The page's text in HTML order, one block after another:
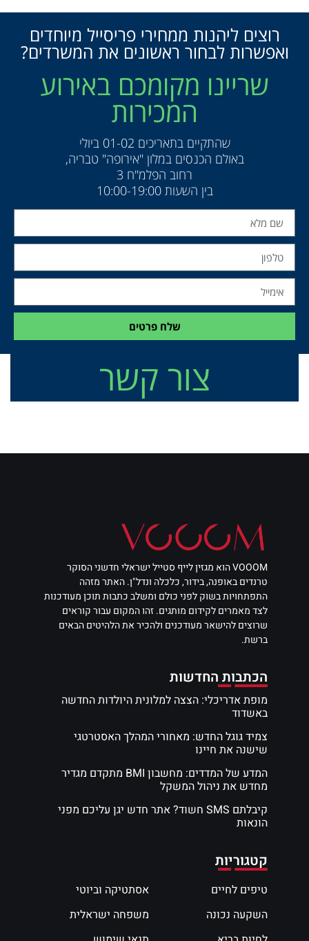
רוצים ליהנות ממחירי פריסייל מיוחדים
ואפשרות לבחור ראשונים את המשרדים?
שריינו מקומכם באירוע
המכירות
שהתקיים בתאריכים 01-02 ביולי
באולם הכנסים במלון "אירופה" טבריה,
רחוב הפלמ"ח 3
בין השעות 10:00-19:00
שלח פרטים
צור קשר
VOOOM הוא מגזין לייף סטייל ישראלי חדשני הסוקר
טרנדים באופנה, בידור, כלכלה ונדל"ן. האתר מזהה
התפתחויות בשוק לפני כולם ומשלב כתבות תוכן מעודכנות
לצד מאמרים לקידום מותגים. זהו המקום עבור קוראים
שרוצים להישאר מעודכנים ולהכיר את הלהיטים הבאים
ברשת.
הכתבות החדשות
מופת אדריכלי: הצצה למלונית היולדות החדשה
באשדוד
צמיד גוגל החדש: מאחורי המהלך האסטרטגי
שישנה את חיינו
המדע של המדדים: מחשבון BMI מתקדם מגדיר
מחדש את ניהול המשקל
קיבלתם SMS חשוד? אתר חדש יגן עליכם מפני
הונאות
קטגוריות
טיפים לחיים
השקעה נכונה
אסתטיקה וביוטי
משפחה ישראלית